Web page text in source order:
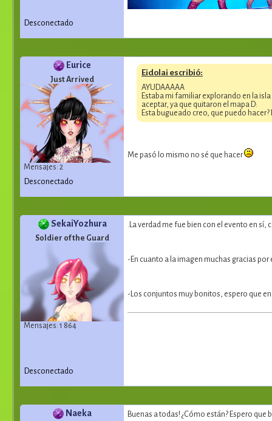
Desconectado
Eurice
Just Arrived
Mensajes: 2
Eidolai escribió:
AYUDAAAAA
Estaba mi familiar explorando en la
aceptar, ya que quitaron el mapa D:
Esta bugueado creo, que puedo
Me pasó lo mismo no sé que hacer
Desconectado
SekaiYozhura
Soldier of the Guard
Mensajes: 1 864
.La verdad me fue bien con el evento en
-En cuanto a la imagen muchas gracias
-Los conjuntos muy bonitos, espero que
Desconectado
Naeka
Buenas a todas! ¿Cómo están? Espero que